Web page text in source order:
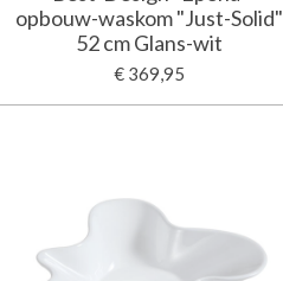
opbouw-waskom "Just-Solid"
52 cm Glans-wit
€ 369,95